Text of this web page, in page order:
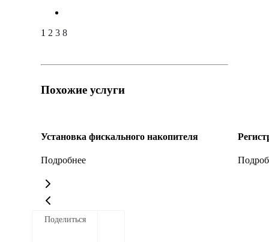
1 2 3 8
Похожие услуги
Установка фискального накопителя
Подробнее
Поделиться